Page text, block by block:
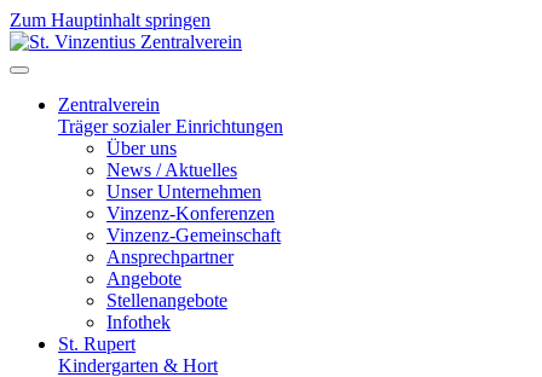
Zum Hauptinhalt springen
Zentralverein
Träger sozialer Einrichtungen
Über uns
News / Aktuelles
Unser Unternehmen
Vinzenz-Konferenzen
Vinzenz-Gemeinschaft
Ansprechpartner
Angebote
Stellenangebote
Infothek
St. Rupert
Kindergarten & Hort